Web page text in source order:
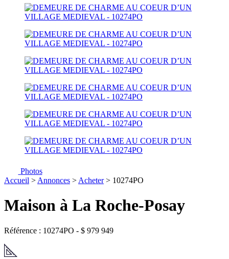
Photos
Accueil > Annonces > Acheter> 10274PO
Maison à La Roche-Posay
Référence : 10274PO - $ 979 949